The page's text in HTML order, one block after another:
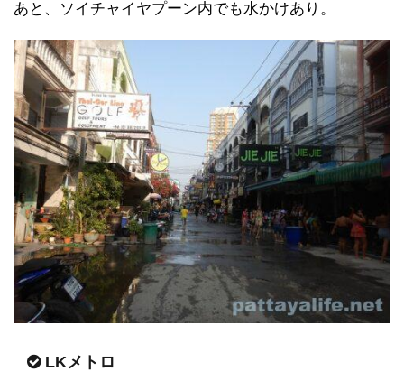
あと、ソイチャイヤプーン内でも水かけあり。
LKメトロ